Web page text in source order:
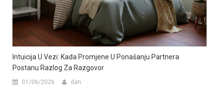
Intuicija U Vezi: Kada Promjene U Ponašanju Partnera
Postanu Razlog Za Razgovor
01/06/2026 dan